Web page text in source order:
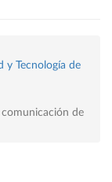
y Tecnología de
de